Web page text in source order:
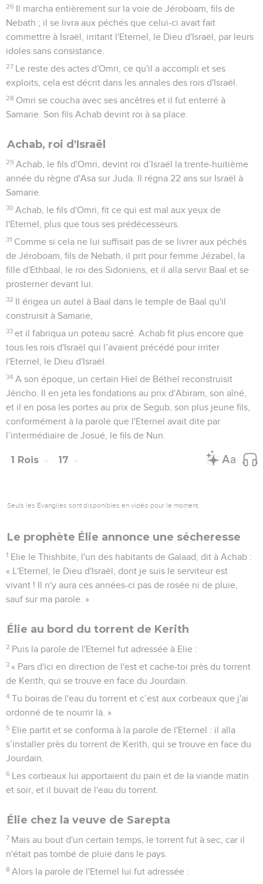
tu es un homme de Dieu et que la parole de l'Eternel dans ta
bouche est vraie. »
Seuls les Évangiles sont disponibles en vidéo pour le moment.
Élie doit annoncer la fin de la sécheresse
Bien des jours passèrent et, au bout de 3 ans, la parole de
et je ferai tomber de la pluie sur le pays. »
Quant à Achab, il fit appeler Abdias, le chef de son palais.
lorsque Jézabel avait exterminé les prophètes de l'Eternel,
il avait pris 100 prophètes et les avait cachés par groupes de
50 dans des grottes, où il les avait nourris de pain et d'eau.
Achab dit à Abdias : « Va vers toutes les sources d'eau et
vers tous les torrents du pays. Peut-être trouveras-tu de
mulets en vie, et nous n'aurons pas besoin d'abattre du
bétail. »
un chemin, et Abdias par un autre.
Abdias était en route quand Elie le rencontra. L'ayant
reconnu, Abdias tomba le visage contre terre et dit : « Est-ce
toi, mon seigneur Elie ? »
‘Voici Elie !’ »
mourir !
royaume où mon seigneur n'ait envoyé quelqu'un à ta
recherche. Quand on disait que tu n'y étais pas, il faisait jurer
le royaume et la nation que l'on ne t'avait pas trouvé.
11 Et maintenant, toi tu dis : ‘Va dire à ton seigneur : Voici
Elie !’
je ne sais où. Je serai allé informer Achab, mais comme il ne
te trouvera pas, il me tuera. Cependant, moi ton serviteur, je
N'a-t-on pas dit à mon seigneur ce que j'ai fait quand
prophètes de l'Eternel par groupes de 50 dans des grottes et
je les ai nourris de pain et d'eau.
14 Et maintenant, toi tu dis : ‘Va dire à ton seigneur : Voici
Elie !’Il me tuera. »
suis le serviteur est vivant ! Aujourd'hui je vais me présenter
devant Achab. »
Élie se présente devant Achab
16 Abdias alla à la rencontre d'Achab et l'informa de la
situation. Achab partit alors à la rencontre d'Elie.
17 A peine l’eut-il aperçu qu'il lui dit : « Est-ce toi qui jettes le